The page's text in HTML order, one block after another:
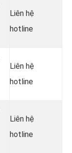
Liên hệ
hotline
Liên hệ
hotline
Liên hệ
hotline